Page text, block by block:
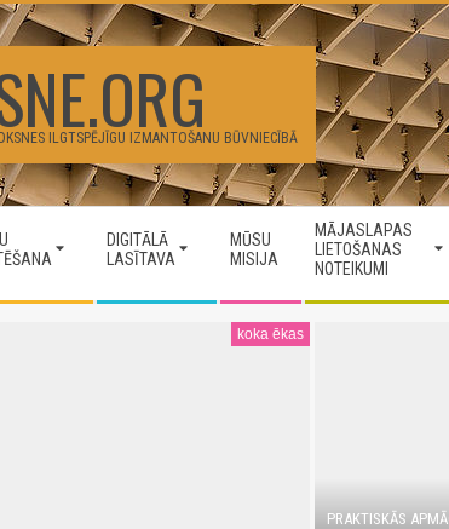
ILGTSPĒJĪGU IZMANTOŠANU BŪVNIECĪBĀ
DIGITĀLĀ
LASĪTAVA
MŪSU
MISIJA
MĀJASLAPAS
LIETOŠANAS
NOTEIKUMI
koka ēkas
PRAKTISKĀS